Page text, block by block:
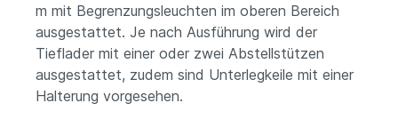
m mit Begrenzungsleuchten im oberen Bereich
ausgestattet. Je nach Ausführung wird der
Tieflader mit einer oder zwei Abstellstützen
ausgestattet, zudem sind Unterlegkeile mit einer
Halterung vorgesehen.